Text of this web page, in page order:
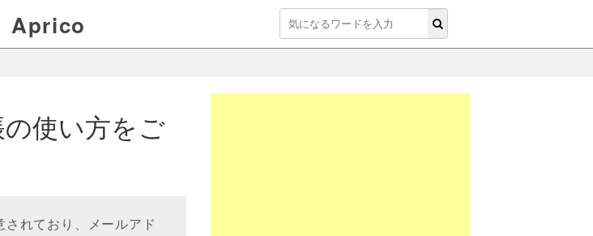
Aprico
使い方をご
れており、メールアド